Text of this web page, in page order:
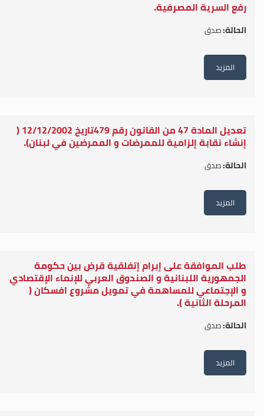
رفع السرية المصرفية.
الحالة:صدق
المزيد
تعديل المادة 47 من القانون رقم 479تاريخ 12/12/2002 (
إنشاء نقابة إلزامية للممرضات و الممرضين في لبنان).
الحالة:صدق
المزيد
طلب الموافقة على إبرام إتفلقية قرض بين حكومة
الجمهورية اللبنانية و الصندوق العربي للإنماء الإقتصادي
و الإجتماعي للمساهمة في تمويل مشروع افسكان (
المرحلة الثانية ).
الحالة:صدق
المزيد